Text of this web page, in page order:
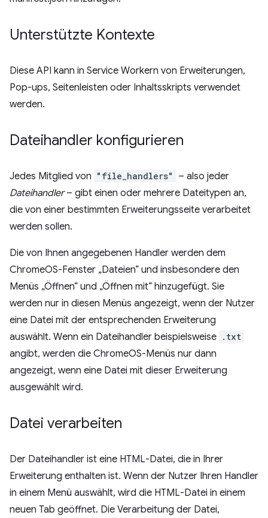
Unterstützte Kontexte
Diese API kann in Service Workern von Erweiterungen,
Pop-ups, Seitenleisten oder Inhaltsskripts verwendet
werden.
Dateihandler konfigurieren
Jedes Mitglied von "file_handlers"
– also jeder
Dateihandler– gibt einen oder mehrere Dateitypen an,
die von einer bestimmten Erweiterungsseite verarbeitet
werden sollen.
Die von Ihnen angegebenen Handler werden dem
ChromeOS-Fenster „Dateien“ und insbesondere den
Menüs „Öffnen“ und „Öffnen mit“ hinzugefügt. Sie
werden nur in diesen Menüs angezeigt, wenn der Nutzer
eine Datei mit der entsprechenden Erweiterung
auswählt. Wenn ein Dateihandler beispielsweise .txt
angibt, werden die ChromeOS-Menüs nur dann
angezeigt, wenn eine Datei mit dieser Erweiterung
ausgewählt wird.
Datei verarbeiten
Der Dateihandler ist eine HTML-Datei, die in Ihrer
Erweiterung enthalten ist. Wenn der Nutzer Ihren Handler
in einem Menü auswählt, wird die HTML-Datei in einem
neuen Tab geöffnet. Die Verarbeitung der Datei,